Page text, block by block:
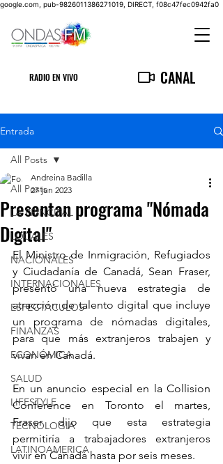
google.com, pub-9826011386271019, DIRECT, f08c47fec0942fa0
RADIO EN VIVO CANAL
Entrada
All Posts
LA PRINCIPAL
LOCALES
NACIONALES
INTERNACIONALES
ESPECTACULOS
FINANZAS
ECONÓMICA
SALUD
LIFESTYLE
TECNOLOGIA
LATINOAMERICA
All Posts
Presentan programa "Nómada
Digital"
Andreina Badilla
27 jun 2023
El Ministro de Inmigración, Refugiados
y Ciudadanía de Canadá, Sean Fraser,
presentó una nueva estrategia de
atracción de talento digital que incluye
un programa de nómadas digitales,
para que más extranjeros trabajen y
vivan en Canadá.
En un anuncio especial en la Collision
Conference en Toronto el martes,
Fraser dijo que esta estrategia
permitiría a trabajadores extranjeros
vivir en Canadá hasta por seis meses.